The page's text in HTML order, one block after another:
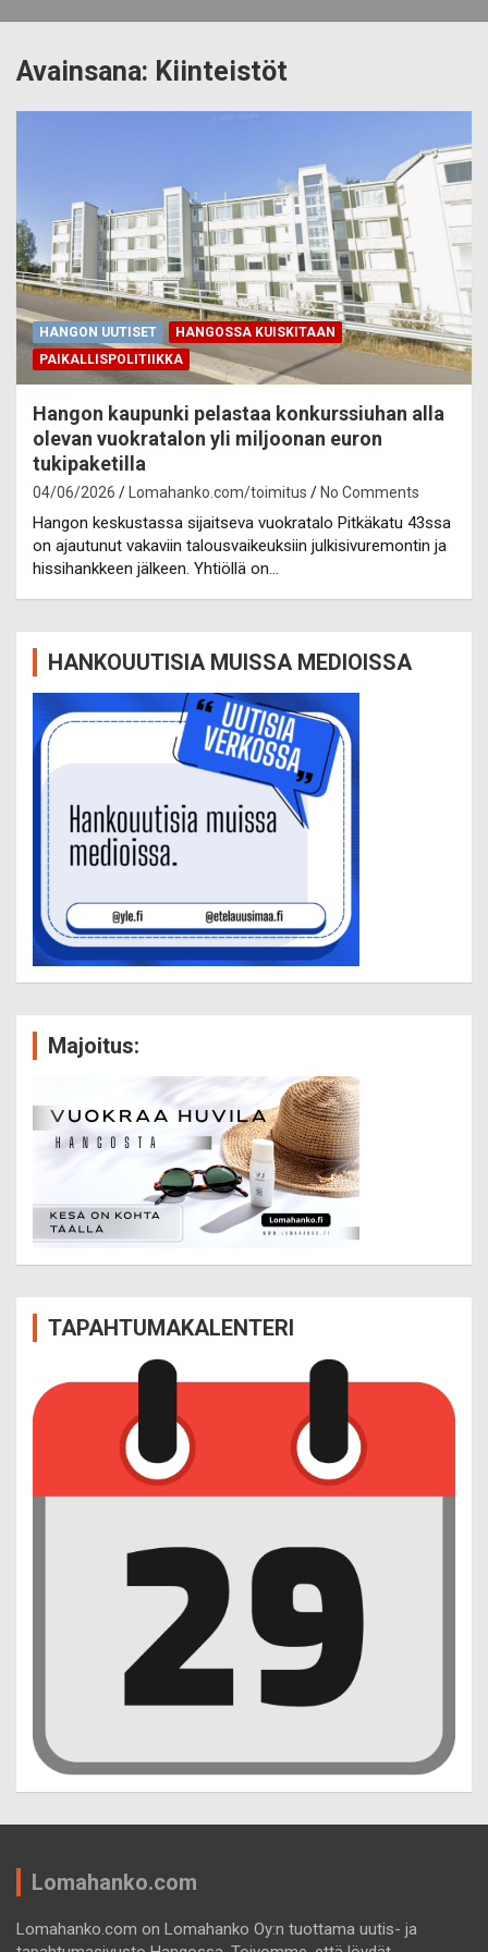
Avainsana: Kiinteistöt
HANGON UUTISET
HANGOSSA KUISKITAAN
PAIKALLISPOLITIIKKA
Hangon kaupunki pelastaa konkurssiuhan alla
olevan vuokratalon yli miljoonan euron
tukipaketilla
04/06/2026 Lomahanko.com/toimitus No Comments
Hangon keskustassa sijaitseva vuokratalo Pitkäkatu 43ssa
on ajautunut vakaviin talousvaikeuksiin julkisivuremontin ja
hissihankkeen jälkeen. Yhtiöllä on…
HANKOUUTISIA MUISSA MEDIOISSA
Majoitus:
TAPAHTUMAKALENTERI
Lomahanko.com
Lomahanko.com on Lomahanko Oy:n tuottama uutis- ja